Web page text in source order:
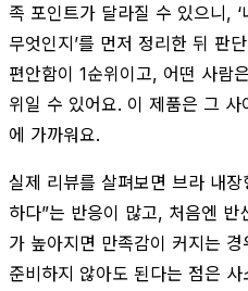
족 포인트가 달라질 수 있으니,
무엇인지’를 먼저 정리한 뒤 판
편안함이 1순위이고, 어떤 사람
위일 수 있어요. 이 제품은 그
에 가까워요.
실제 리뷰를 살펴보면 브라 내
하다”는 반응이 많고, 처음엔
가 높아지면 만족감이 커지는
준비하지 않아도 된다는 점은